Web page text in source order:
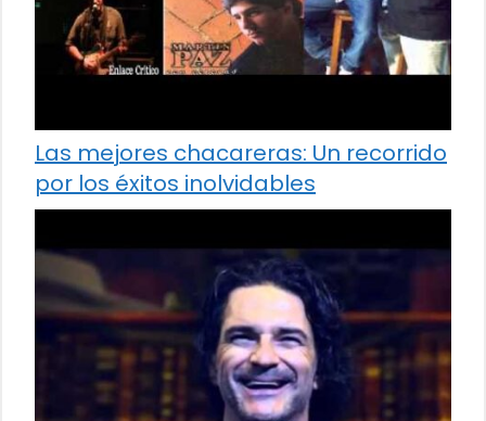
Las mejores chacareras: Un recorrido
por los éxitos inolvidables